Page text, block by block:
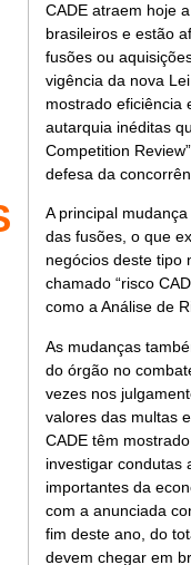
CADE atraem hoje
brasileiros e estão
fusões ou
vigência da nova
mostrado eficiência
autarquia inéditas
Competition
defesa da
A principal
das fusões, o que
negócios deste tipo
chamado “risco
como a Análise de
As mudanças
do órgão no
vezes nos
valores das multas
CADE têm
investigar condutas
importantes da
com a anunciada
fim deste ano, do
devem chegar em